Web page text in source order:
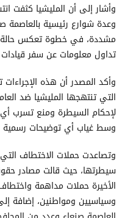
وأشار إلى أن المليشيا كثفت
وعدة شوارع رئيسية بالعاصمة
مشددة، في خطوة تعكس حالة
تداول معلومات عن سفر قيادات
وأكد المصدر أن هذه
التي تنتهجها المليشيا ضد
لإحكام السيطرة ومنع تسرب أي
وسط غياب أي توضيحات رسمية
وتصاعدت حملات الاختطاف
سيطرتها، حيث قالت مصادر
الأخيرة حملات مداهمة
وسياسيين ومواطنين، إضافة